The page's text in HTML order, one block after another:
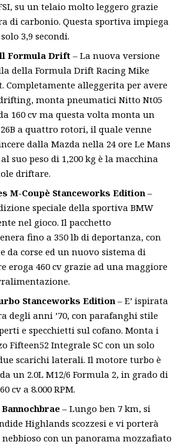
su un telaio molto leggero grazie
di carbonio. Questa sportiva impiega
3,9 secondi.
Formula Drift– La nuova versione
della Formula Drift Racing Mike
Completamente alleggerita per avere
monta pneumatici Nitto Nt05
160 cv ma questa volta monta un
a quattro rotori, il quale venne
dalla Mazda nella 24 ore Le Mans
suo peso di 1,200 kg è la macchina
driftare.
M-Coupè Stanceworks Edition –
speciale della sportiva BMW
nel gioco. Il pacchetto
fino a 350 lb di deportanza, con
da corse ed un nuovo sistema di
eroga 460 cv grazie ad una maggiore
Stanceworks Edition– E’ ispirata
degli anni ’70, con parafanghi stile
e specchietti sul cofano. Monta i
Fifteen52 Integrale SC con un solo
scarichi laterali. Il motore turbo è
un 2.0L M12/6 Formula 2, in grado di
cv a 8.000 RPM.
– Lungo ben 7 km, si
Highlands scozzesi e vi porterà
nebbioso con un panorama mozzafiato